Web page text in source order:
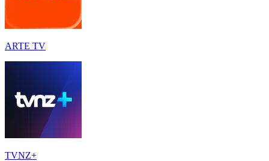
ARTE TV
TVNZ+